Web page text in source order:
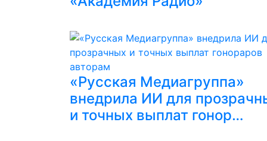
«Русская Медиагруппа»
внедрила ИИ для
и точных выплат гонор…